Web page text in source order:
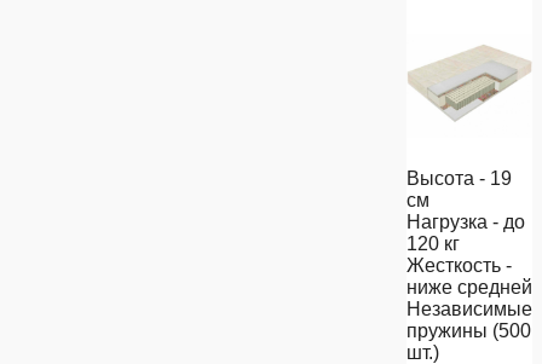
Высота - 19
см
Нагрузка - до
120 кг
Жесткость -
ниже средней
Независимые
пружины (500
шт.)